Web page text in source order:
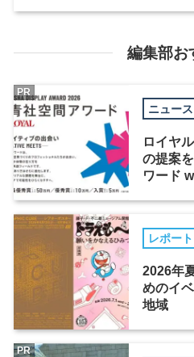
編集部お
ニュース
ロイヤ
の提案
ワード
PR
レポート
2026年
めのイ
地域
PR